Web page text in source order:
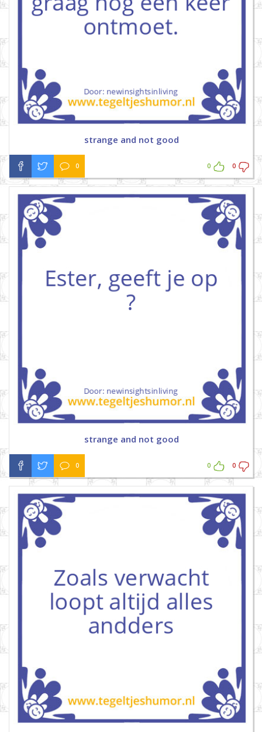
strange and not good
0 0 0
strange and not good
0 0 0